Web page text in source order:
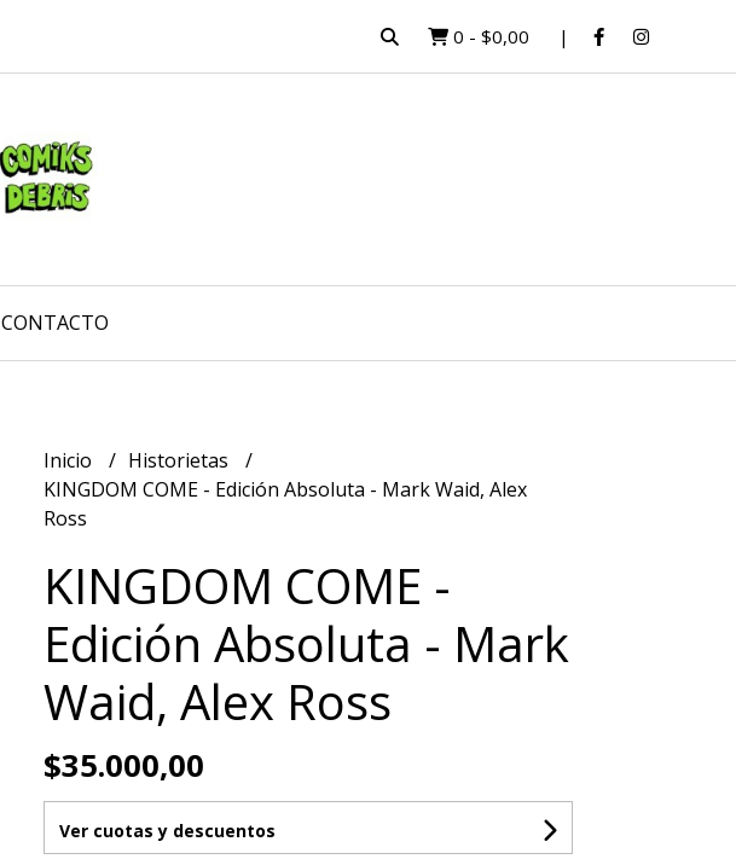
0 - $0,00
CONTACTO
Inicio
Historietas
KINGDOM COME - Edición Absoluta - Mark Waid, Alex
Ross
KINGDOM COME -
Edición Absoluta - Mark
Waid, Alex Ross
$35.000,00
Ver cuotas y descuentos